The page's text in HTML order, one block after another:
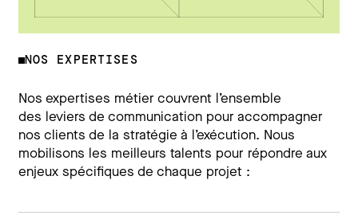
NOS EXPERTISES
Nos expertises métier couvrent l’ensemble
des leviers de communication pour accompagner
nos clients de la stratégie à l’exécution. Nous
mobilisons les meilleurs talents pour répondre aux
enjeux spécifiques de chaque projet :